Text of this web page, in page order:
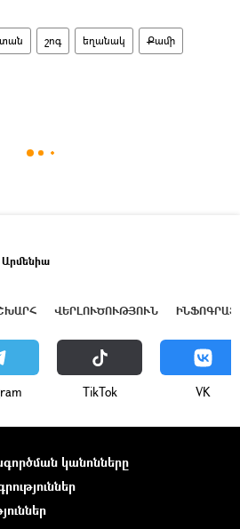
շոգ եղանակ Քամի
Արմենիա
ՎԵՐԼՈՒԾՈՒԹՅՈՒՆ
ТikТоk VK
կանոնները